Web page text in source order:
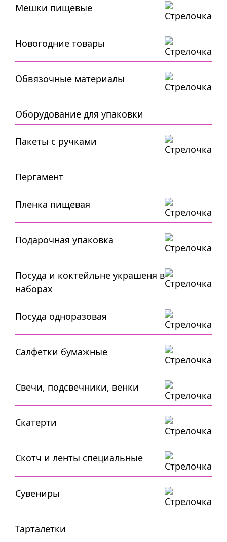
Мешки пищевые
Новогодние товары
Обвязочные материалы
Оборудование для упаковки
Пакеты с ручками
Пергамент
Пленка пищевая
Подарочная упаковка
Посуда и коктейльне украшеня в
наборах
Посуда одноразовая
Салфетки бумажные
Свечи, подсвечники, венки
Скатерти
Скотч и ленты специальные
Сувениры
Тарталетки